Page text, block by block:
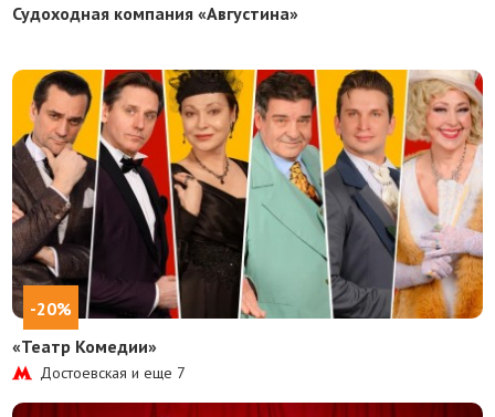
Судоходная компания «Августина»
-20%
«Театр Комедии»
Достоевская и еще 7